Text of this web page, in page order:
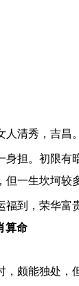
清秀，吉昌。
担。初限有
一生坎坷较
到，荣华富
算命
颇能独处，